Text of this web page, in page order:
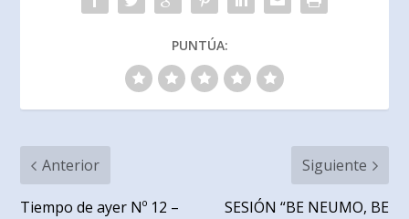
PUNTÚA:
Anterior
Tiempo de ayer Nº 12 –
Siguiente
SESIÓN “BE NEUMO, BE